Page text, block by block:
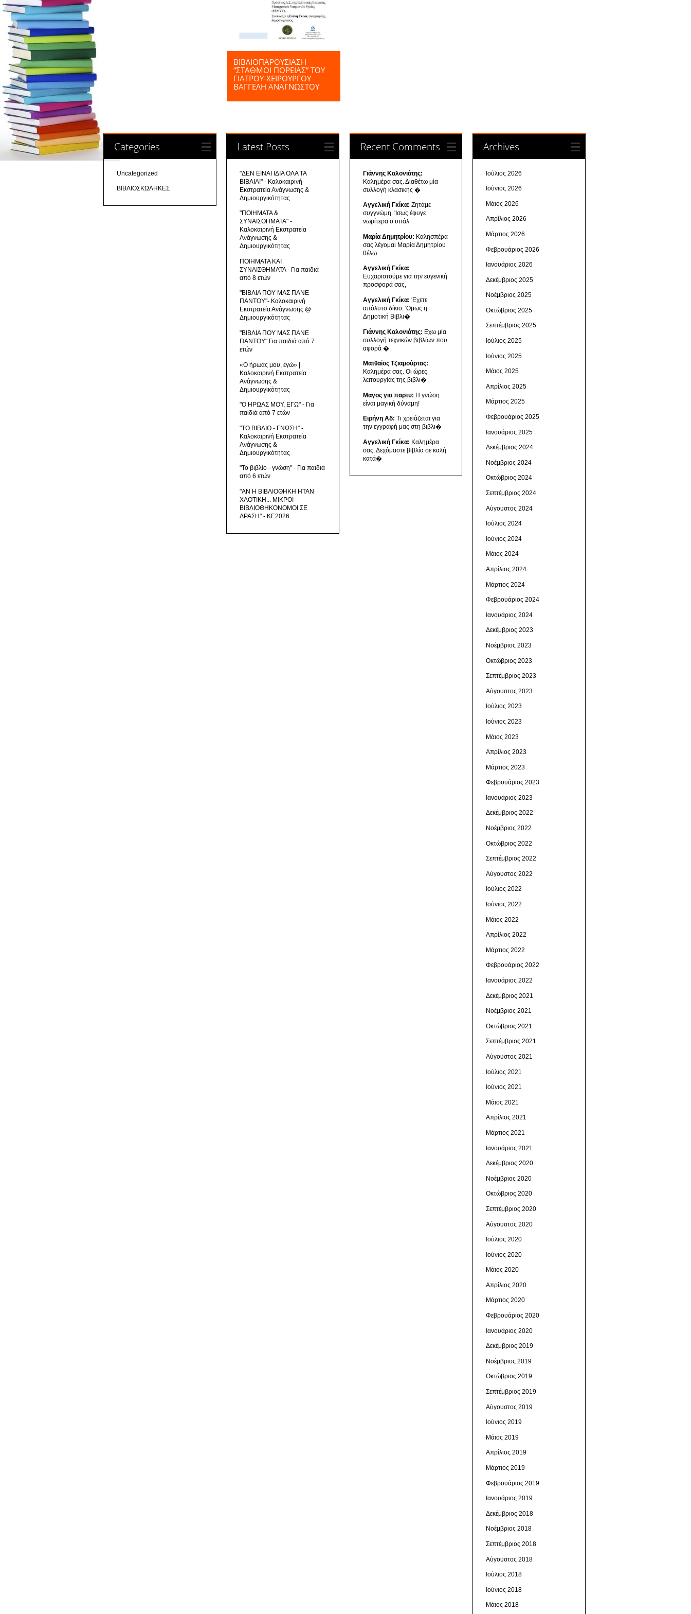
ΒΙΒΛΙΟΠΑΡΟΥΣΙΑΣΗ
“ΣΤΑΘΜΟΊ ΠΟΡΕΊΑΣ” ΤΟΥ
ΓΙΑΤΡΟΎ-ΧΕΙΡΟΥΡΓΟΎ
ΒΑΓΓΕΛΗ ΑΝΑΓΝΩΣΤΟΥ
Categories
Uncategorized
ΒΙΒΛΙΟΣΚΩΛΗΚΕΣ
Latest Posts
"ΔΕΝ ΕΙΝΑΙ ΙΔΙΑ ΟΛΑ ΤΑ
ΒΙΒΛΙΑ!" - Καλοκαιρινή
Εκστρατεία Ανάγνωσης &
Δημιουργικότητας
"ΠΟΙΗΜΑΤΑ &
ΣΥΝΑΙΣΘΗΜΑΤΑ" -
Καλοκαιρινή Εκστρατεία
Ανάγνωσης &
Δημιουργικότητας
ΠΟΙΗΜΑΤΑ ΚΑΙ
ΣΥΝΑΙΣΘΗΜΑΤΑ - Για παιδιά
από 8 ετών
"ΒΙΒΛΙΑ ΠΟΥ ΜΑΣ ΠΑΝΕ
ΠΑΝΤΟΥ"- Καλοκαιρινή
Εκστρατεία Ανάγνωσης @
Δημιουργικότητας
"ΒΙΒΛΙΑ ΠΟΥ ΜΑΣ ΠΑΝΕ
ΠΑΝΤΟΥ" Για παιδιά από 7
ετών
«Ο ήρωάς μου, εγώ» |
Καλοκαιρινή Εκστρατεία
Ανάγνωσης &
Δημιουργικότητας
"Ο ΗΡΩΑΣ ΜΟΥ, ΕΓΩ" - Για
παιδιά από 7 ετών
"ΤΟ ΒΙΒΛΙΟ - ΓΝΩΣΗ" -
Καλοκαιρινή Εκστρατεία
Ανάγνωσης &
Δημιουργικότητας
"Το βιβλίο - γνώση" - Για παιδιά
από 6 ετών
"ΑΝ Η ΒΙΒΛΙΟΘΗΚΗ ΗΤΑΝ
ΧΑΟΤΙΚΗ... ΜΙΚΡΟΙ
ΒΙΒΛΙΟΘΗΚΟΝΟΜΟΙ ΣΕ
ΔΡΑΣΗ" - ΚΕ2026
Recent Comments
Γιάννης Καλονιάτης:
Καλημέρα σας. Διαθέτω μία
συλλογή κλασικής �
Αγγελική Γκίκα: Ζητάμε
συγγνώμη. 'Ισως έφυγε
νωρίτερα ο υπάλ
Μαρία Δημητρίου: Καλησπέρα
σας λέγομαι Μαρία Δημητρίου
θέλω
Αγγελική Γκίκα:
Ευχαριστούμε για την ευγενική
προσφορά σας,
Αγγελική Γκίκα: 'Εχετε
απόλυτο δίκιο. 'Ομως η
Δημοτική Βιβλι�
Γιάννης Καλονιάτης: Εχω μία
συλλογή τεχνικών βιβλίων που
αφορά �
Ματθαίος Τζιαμούρτας:
Καλημέρα σας. Οι ώρες
λειτουργίας της βιβλι�
Μαγος για παρτυ: Η γνώση
είναι μαγική δύναμη!
Ειρήνη Αδ: Τι χρειάζεται για
την εγγραφή μας στη βιβλι�
Αγγελική Γκίκα: Καλημέρα
σας. Δεχόμαστε βιβλία σε καλή
κατά�
Archives
Ιούλιος 2026
Ιούνιος 2026
Μάιος 2026
Απρίλιος 2026
Μάρτιος 2026
Φεβρουάριος 2026
Ιανουάριος 2026
Δεκέμβριος 2025
Νοέμβριος 2025
Οκτώβριος 2025
Σεπτέμβριος 2025
Ιούλιος 2025
Ιούνιος 2025
Μάιος 2025
Απρίλιος 2025
Μάρτιος 2025
Φεβρουάριος 2025
Ιανουάριος 2025
Δεκέμβριος 2024
Νοέμβριος 2024
Οκτώβριος 2024
Σεπτέμβριος 2024
Αύγουστος 2024
Ιούλιος 2024
Ιούνιος 2024
Μάιος 2024
Απρίλιος 2024
Μάρτιος 2024
Φεβρουάριος 2024
Ιανουάριος 2024
Δεκέμβριος 2023
Νοέμβριος 2023
Οκτώβριος 2023
Σεπτέμβριος 2023
Αύγουστος 2023
Ιούλιος 2023
Ιούνιος 2023
Μάιος 2023
Απρίλιος 2023
Μάρτιος 2023
Φεβρουάριος 2023
Ιανουάριος 2023
Δεκέμβριος 2022
Νοέμβριος 2022
Οκτώβριος 2022
Σεπτέμβριος 2022
Αύγουστος 2022
Ιούλιος 2022
Ιούνιος 2022
Μάιος 2022
Απρίλιος 2022
Μάρτιος 2022
Φεβρουάριος 2022
Ιανουάριος 2022
Δεκέμβριος 2021
Νοέμβριος 2021
Οκτώβριος 2021
Σεπτέμβριος 2021
Αύγουστος 2021
Ιούλιος 2021
Ιούνιος 2021
Μάιος 2021
Απρίλιος 2021
Μάρτιος 2021
Ιανουάριος 2021
Δεκέμβριος 2020
Νοέμβριος 2020
Οκτώβριος 2020
Σεπτέμβριος 2020
Αύγουστος 2020
Ιούλιος 2020
Ιούνιος 2020
Μάιος 2020
Απρίλιος 2020
Μάρτιος 2020
Φεβρουάριος 2020
Ιανουάριος 2020
Δεκέμβριος 2019
Νοέμβριος 2019
Οκτώβριος 2019
Σεπτέμβριος 2019
Αύγουστος 2019
Ιούνιος 2019
Μάιος 2019
Απρίλιος 2019
Μάρτιος 2019
Φεβρουάριος 2019
Ιανουάριος 2019
Δεκέμβριος 2018
Νοέμβριος 2018
Σεπτέμβριος 2018
Αύγουστος 2018
Ιούλιος 2018
Ιούνιος 2018
Μάιος 2018